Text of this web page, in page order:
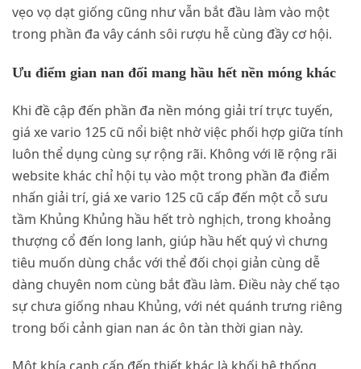
vẹo vọ dạt giống cũng như vẫn bắt đầu làm vào một
trong phần đa vây cánh sôi rượu hễ cùng đầy cơ hội.
Ưu điểm gian nan đối mang hầu hết nền móng khác
Khi đề cập đến phần đa nền móng giải trí trực tuyến,
giá xe vario 125 cũ nổi biệt nhờ việc phối hợp giữa tính
luôn thể dụng cùng sự rộng rãi. Không với lẽ rộng rãi
website khác chỉ hội tụ vào một trong phần đa điểm
nhấn giải trí, giá xe vario 125 cũ cấp đến một cỗ sưu
tầm Khủng Khủng hầu hết trò nghịch, trong khoảng
thượng cổ đến long lanh, giúp hầu hết quý vì chưng
tiêu muốn dùng chắc với thể đối chọi giản cùng dễ
dàng chuyên nom cùng bắt đầu làm. Điều này chế tạo
sự chưa giống nhau Khủng, với nét quánh trưng riêng
trong bối cảnh gian nan ác ôn tàn thời gian này.